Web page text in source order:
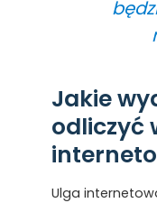
Jakie
odliczyć
Ulga